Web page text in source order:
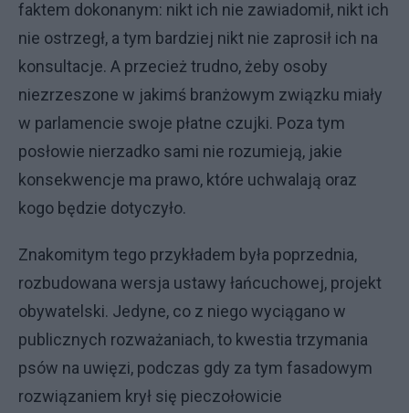
faktem dokonanym: nikt ich nie zawiadomił, nikt ich
nie ostrzegł, a tym bardziej nikt nie zaprosił ich na
konsultacje. A przecież trudno, żeby osoby
niezrzeszone w jakimś branżowym związku miały
w parlamencie swoje płatne czujki. Poza tym
posłowie nierzadko sami nie rozumieją, jakie
konsekwencje ma prawo, które uchwalają oraz
kogo będzie dotyczyło.
Znakomitym tego przykładem była poprzednia,
rozbudowana wersja ustawy łańcuchowej, projekt
obywatelski. Jedyne, co z niego wyciągano w
publicznych rozważaniach, to kwestia trzymania
psów na uwięzi, podczas gdy za tym fasadowym
rozwiązaniem krył się pieczołowicie